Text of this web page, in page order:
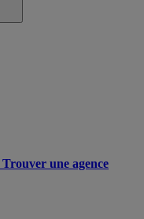
Trouver une agence